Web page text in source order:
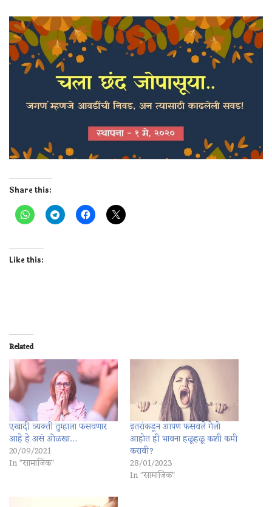
Share this:
Like this:
Related
एखादी व्यक्ती तुम्हाला फसवणार
आहे हे असं ओळखा…
20/09/2021
In "सामाजिक"
इतरांकडून आपण फसवले गेलो
आहोत ही भावना हळूहळू कशी कमी
करावी?
28/01/2023
In "सामाजिक"